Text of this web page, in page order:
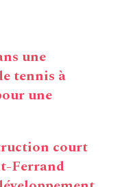
une
tennis à
une
court
Ferrand